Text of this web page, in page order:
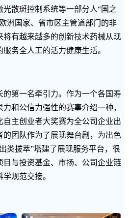
散斑控制系统等一部分人“国之
洲国家、省市区主管道部门的非
将有越来越多的创新技术药械从现
务全人工的活力健康生活。
的第一名牵引力。作为一个各国寿
和公信力强性的赛事介绍一种，
自主创业者大奖赛为全公司企业出
的团队作为了展现舞台剧，为出色
类拔萃”塔建了展现服务平台，很
目与投资基金、市扬、公司企业链
规范交接。